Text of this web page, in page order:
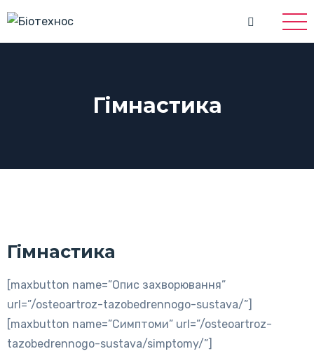
Гімнастика
Гімнастика
[maxbutton name=”Опис захворювання”
url=”/osteoartroz-tazobedrennogo-sustava/”]
[maxbutton name=”Симптоми” url=”/osteoartroz-
tazobedrennogo-sustava/simptomy/”]